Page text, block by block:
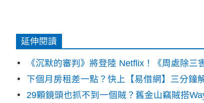
延伸閱讀
《沉默的審判》將登陸 Netflix！《周處除
下個月房租差一點？快上【易借網】三分鐘
29顆鏡頭也抓不到一個賊？舊金山竊賊搭